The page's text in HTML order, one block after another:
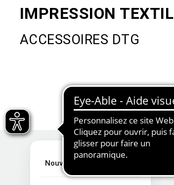
IMPRESSION
ACCESSOIRES DTG
Nouveautés